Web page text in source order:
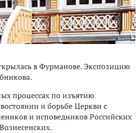
в Фурманове. Экспозицию
процессах по изъятию
и борьбе Церкви с
и исповедников Российских